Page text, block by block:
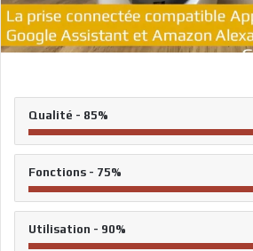
Qualité - 85%
Fonctions - 75%
Utilisation - 90%